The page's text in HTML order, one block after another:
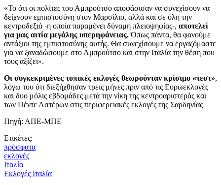
«Το ότι οι πολίτες του Αμπρούτσο αποφάσισαν να συνεχίσουν να
δείχνουν εμπιστοσύνη στον Μαρσίλιο, αλλά και σε όλη την
κεντροδεξιά -η οποία παραμένει δύναμη πλειοψηφίας-, αποτελεί
για μας αιτία μεγάλης υπερηφάνειας.Όπως πάντα, θα φανούμε
αντάξιοι της εμπιστοσύνης αυτής. Θα συνεχίσουμε να εργαζόμαστε
για να ξαναδώσουμε στο Αμπρούτσο και στην Ιταλία την θέση που
τους αξίζει».
Οι συγκεκριμένες τοπικές εκλογές θεωρούνταν κρίσιμο «τεστ»,
λόγω του ότι διεξήχθησαν τρεις μήνες πριν από τις Ευρωεκλογές
και δυο μόλις εβδομάδες μετά την νίκη της κεντροαριστεράς και
των Πέντε Αστέρων στις περιφερειακές εκλογές της Σαρδηνίας
Πηγή: ΑΠΕ-ΜΠΕ
Ετικέτες:
πρόσφατα
εκλογές
Ιταλία
Εκλογές Ιταλία